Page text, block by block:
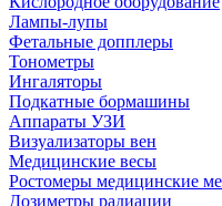
Лампы-лупы
Фетальные допплеры
Тонометры
Ингаляторы
Подкатные бормашины
Аппараты УЗИ
Визуализаторы вен
Медицинские весы
Ростомеры медицинские
Дозиметры радиации